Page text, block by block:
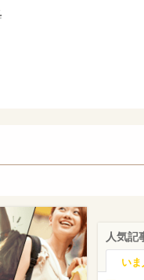
人気記
い